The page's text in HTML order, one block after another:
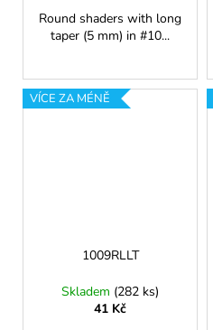
Round shaders with long
taper (5 mm) in #10...
VÍCE ZA MÉNĚ
1009RLLT
Skladem (282 ks)
41 Kč